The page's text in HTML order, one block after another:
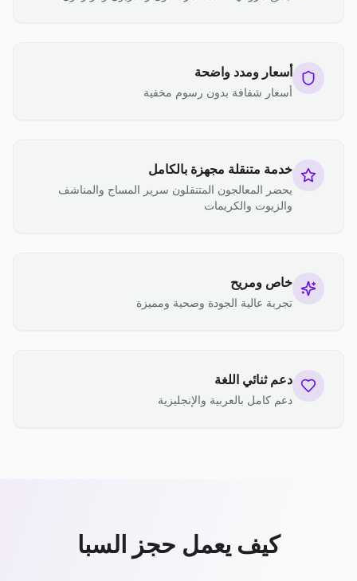
أسعار ومدد واضحة
أسعار شفافة بدون رسوم مخفية
خدمة متنقلة مجهزة بالكامل
يحضر المعالجون المتنقلون سرير المساج والمناشف
والزيوت والكريمات
خاص ومريح
تجربة عالية الجودة وصحية ومميزة
دعم ثنائي اللغة
دعم كامل بالعربية والإنجليزية
كيف يعمل حجز السبا